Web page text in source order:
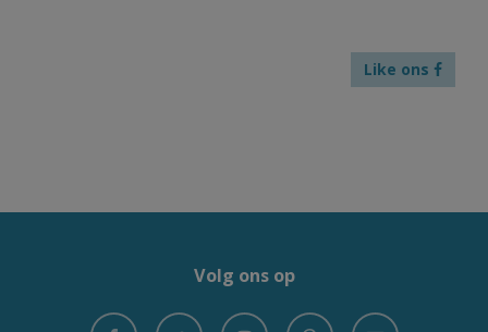
Like ons
Volg ons op